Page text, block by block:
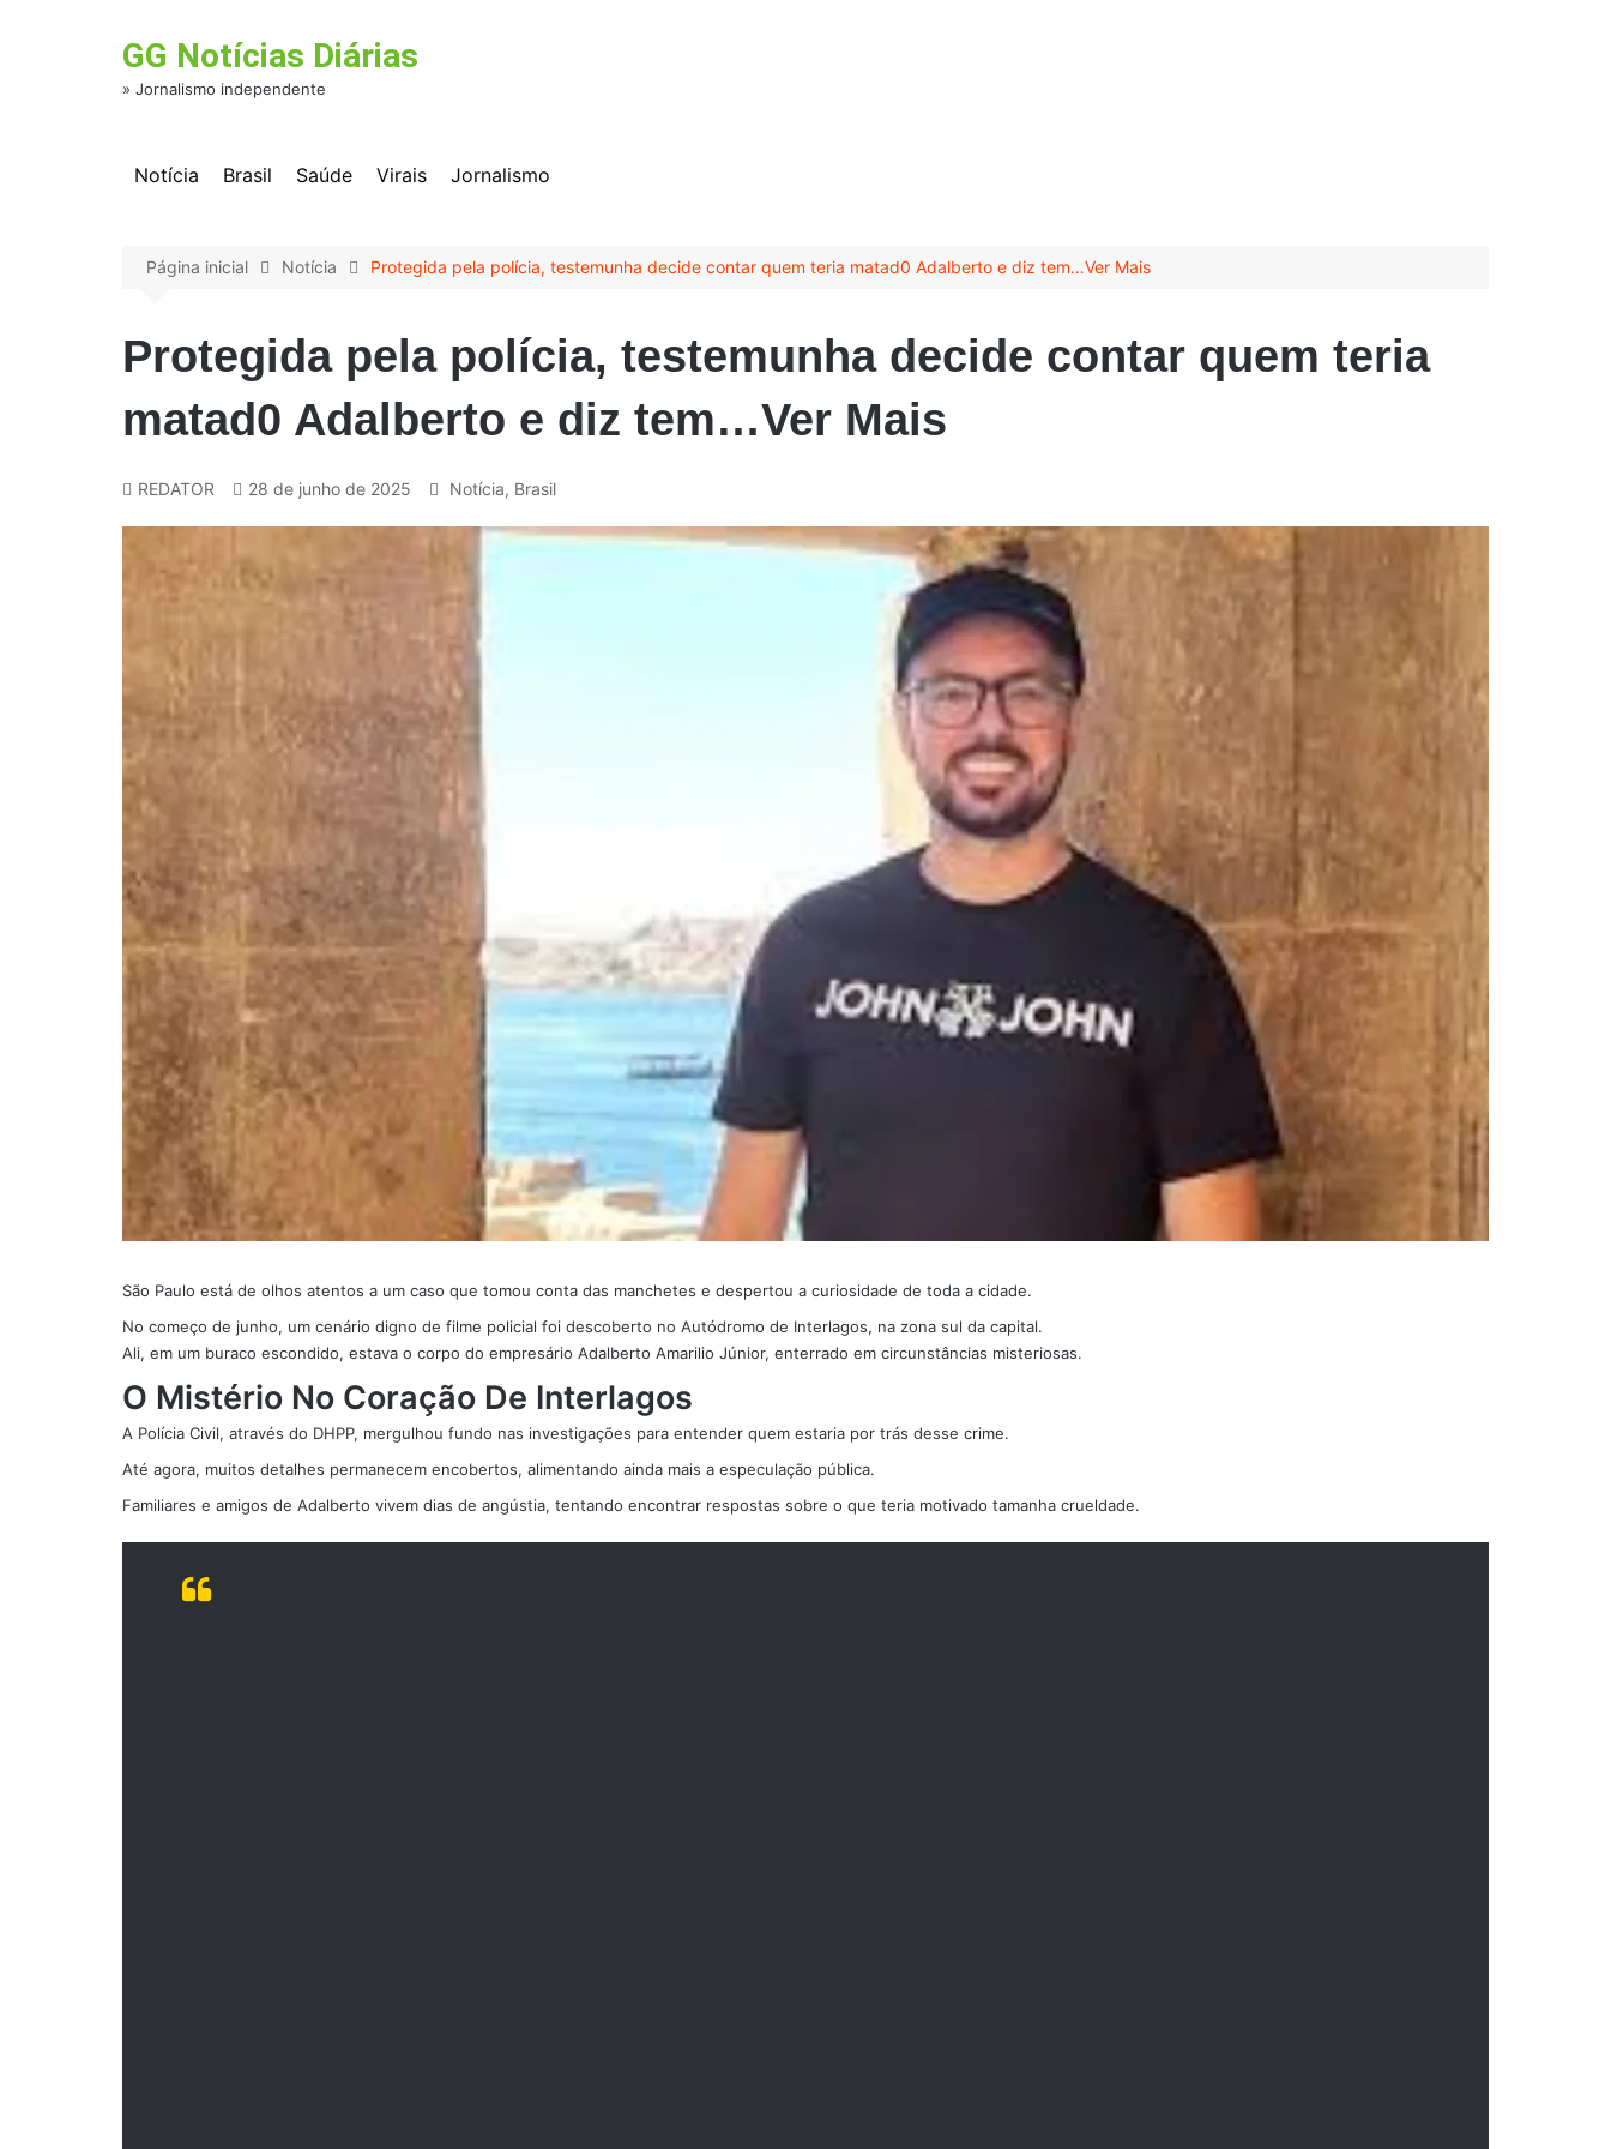
GG Notícias Diárias
» Jornalismo independente
Notícia Brasil Saúde Virais Jornalismo
Página inicial Notícia Protegida pela polícia, testemunha decide contar quem teria matad0 Adalberto e diz tem…Ver Mais
Protegida pela polícia, testemunha decide contar quem teria
matad0 Adalberto e diz tem…Ver Mais
REDATOR 28 de junho de 2025 Notícia, Brasil
São Paulo está de olhos atentos a um caso que tomou conta das manchetes e despertou a curiosidade de toda a cidade.
No começo de junho, um cenário digno de filme policial foi descoberto no Autódromo de Interlagos, na zona sul da capital.
Ali, em um buraco escondido, estava o corpo do empresário Adalberto Amarilio Júnior, enterrado em circunstâncias misteriosas.
O Mistério No Coração De Interlagos
A Polícia Civil, através do DHPP, mergulhou fundo nas investigações para entender quem estaria por trás desse crime.
Até agora, muitos detalhes permanecem encobertos, alimentando ainda mais a especulação pública.
Familiares e amigos de Adalberto vivem dias de angústia, tentando encontrar respostas sobre o que teria motivado tamanha crueldade.